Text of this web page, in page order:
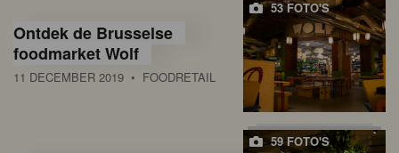
53 FOTO'S
Ontdek de Brusselse
foodmarket Wolf
11 DECEMBER 2019 • FOODRETAIL
59 FOTO'S